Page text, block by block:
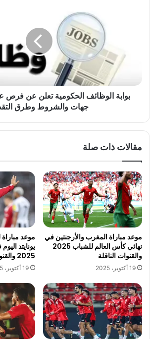
في
جهات والشروط وطرق
مقالات ذات صلة
موعد مباراة المغرب والأرجنتين في
نهائي كأس العالم للشباب 2025
والقنوات الناقلة
19 أكتوبر، 2025
موعد
يونايتد
2025 والقنوات الناقلة
19 أكتوبر، 2025